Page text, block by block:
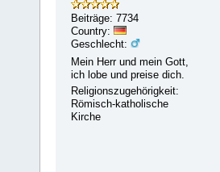
Beiträge: 7734
Country:
Geschlecht:
Mein Herr und mein Gott,
ich lobe und preise dich.
Religionszugehörigkeit:
Römisch-katholische
Kirche